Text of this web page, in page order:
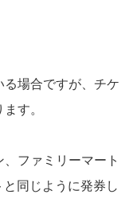
場合ですが、チケ
す。
ファミリーマート
同じように発券し